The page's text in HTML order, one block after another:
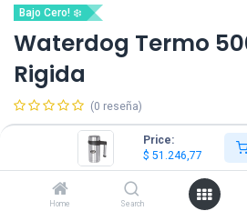
Price:
$ 51.246,77
Home Search
Bajo Cero! ❄️
Waterdog Termo
Rigida
(0 reseña)
51.246,77 60.290,31 IVA